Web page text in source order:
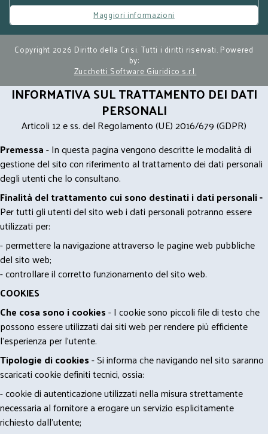
Maggiori informazioni
Copyright 2026 Diritto della Crisi. Tutti i diritti riservati. Powered
by:
Zucchetti Software Giuridico s.r.l.
INFORMATIVA SUL TRATTAMENTO DEI DATI
PERSONALI
Articoli 12 e ss. del Regolamento (UE) 2016/679 (GDPR)
Premessa- In questa pagina vengono descritte le modalità di
gestione del sito con riferimento al trattamento dei dati personali
degli utenti che lo consultano.
Finalità del trattamento cui sono destinati i dati personali -
Per tutti gli utenti del sito web i dati personali potranno essere
utilizzati per:
- permettere la navigazione attraverso le pagine web pubbliche
del sito web;
- controllare il corretto funzionamento del sito web.
COOKIES
Che cosa sono i cookies- I cookie sono piccoli file di testo che
possono essere utilizzati dai siti web per rendere più efficiente
l'esperienza per l'utente.
Tipologie di cookies- Si informa che navigando nel sito saranno
scaricati cookie definiti tecnici, ossia:
- cookie di autenticazione utilizzati nella misura strettamente
necessaria al fornitore a erogare un servizio esplicitamente
richiesto dall'utente;